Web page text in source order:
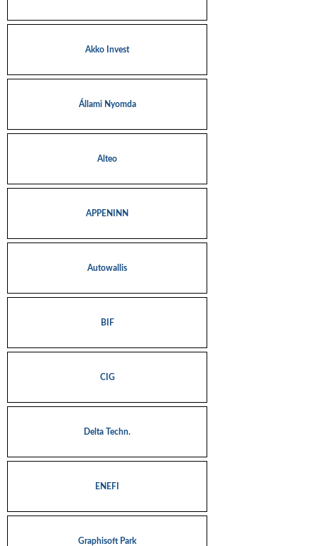
Akko Invest
Állami Nyomda
Alteo
APPENINN
Autowallis
BIF
CIG
Delta Techn.
ENEFI
Graphisoft Park